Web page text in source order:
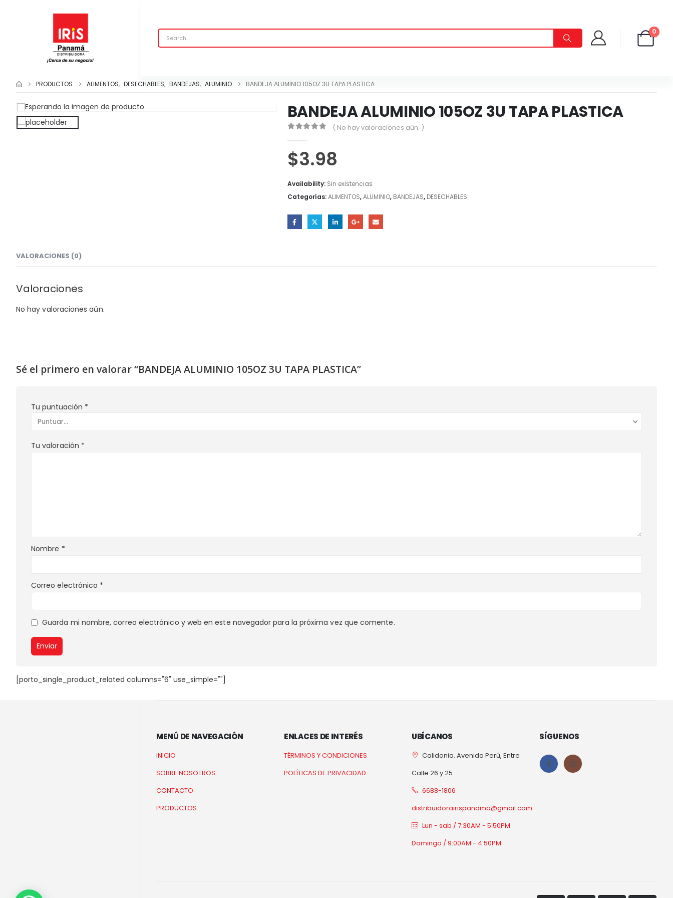
0
PRODUCTOS ALIMENTOS, DESECHABLES, BANDEJAS, ALUMINIO BANDEJA ALUMINIO 105OZ 3U TAPA PLASTICA
BANDEJA ALUMINIO 105OZ 3U TAPA PLASTICA
( No hay valoraciones aún. )
$3.98
Availability: Sin existencias
Categorías:ALIMENTOS,ALUMINIO, BANDEJAS, DESECHABLES
VALORACIONES (0)
Valoraciones
No hay valoraciones aún.
Sé el primero en valorar “BANDEJA ALUMINIO 105OZ 3U TAPA PLASTICA”
Tu puntuación *
Tu valoración *
Nombre *
Correo electrónico *
Guarda mi nombre, correo electrónico y web en este navegador para la próxima vez que comente.
[porto_single_product_related columns="6" use_simple=""]
MENÚ DE NAVEGACIÓN
INICIO
SOBRE NOSOTROS
CONTACTO
PRODUCTOS
ENLACES DE INTERÉS
TÉRMINOS Y CONDICIONES
POLÍTICAS DE PRIVACIDAD
UBÍCANOS
Calidonia. Avenida Perú, Entre
Calle 26 y 25
6688-1806
distribuidorairispanama@gmail.com
Lun - sab / 7:30AM - 5:50PM
Domingo / 9:00AM - 4:50PM
SÍGUENOS